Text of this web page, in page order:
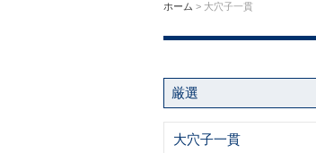
ホーム > 大穴子一貫
厳選
大穴子一貫